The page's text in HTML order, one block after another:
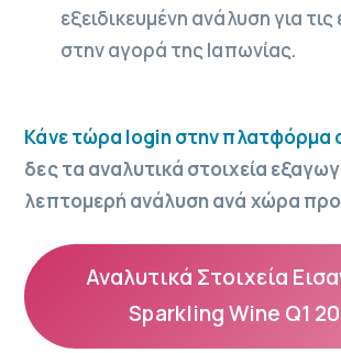
εξειδικευμένη ανάλυση για τις
στην αγορά της Ιαπωνίας.
Κάνε τώρα login στην πλατφόρμα
δες τα αναλυτικά στοιχεία
λεπτομερή ανάλυση ανά χώρα
Αναλυτικά Στοιχεία
Sparkling Wine Q1